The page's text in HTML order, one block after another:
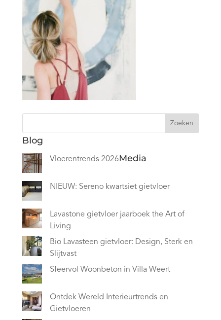
Zoeken
Blog
Vloerentrends 2026
NIEUW: Sereno kwartsiet gietvloer
Lavastone gietvloer jaarboek the Art of
Living
Bio Lavasteen gietvloer: Design, Sterk en
Slijtvast
Sfeervol Woonbeton in Villa Weert
Ontdek Wereld Interieurtrends en
Gietvloeren
Media